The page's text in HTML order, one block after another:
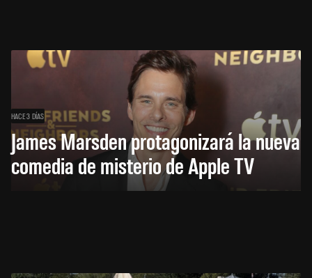
HACE 3 DÍAS
James Marsden protagonizará la nueva
comedia de misterio de Apple TV